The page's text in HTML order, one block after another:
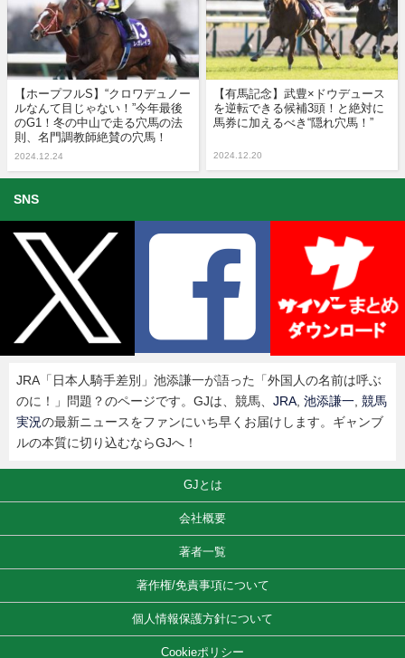
【ホープフルS】“クロワデュノー
ルなんて目じゃない！”今年最後
のG1！冬の中山で走る穴馬の法
則、名門調教師絶賛の穴馬！
2024.12.24
【有馬記念】武豊×ドウデュース
を逆転できる候補3頭！と絶対に
馬券に加えるべき“隠れ穴馬！”
2024.12.20
SNS
JRA「日本人騎手差別」池添謙一が語った「外国人の名前は呼ぶ
のに！」問題？のページです。GJは、競馬、 JRA 池添謙一 競馬
実況の最新ニュースをファンにいち早くお届けします。ギャンブ
ルの本質に切り込むならGJへ！
GJとは
会社概要
著者一覧
著作権/免責事項について
個人情報保護方針について
Cookieポリシー